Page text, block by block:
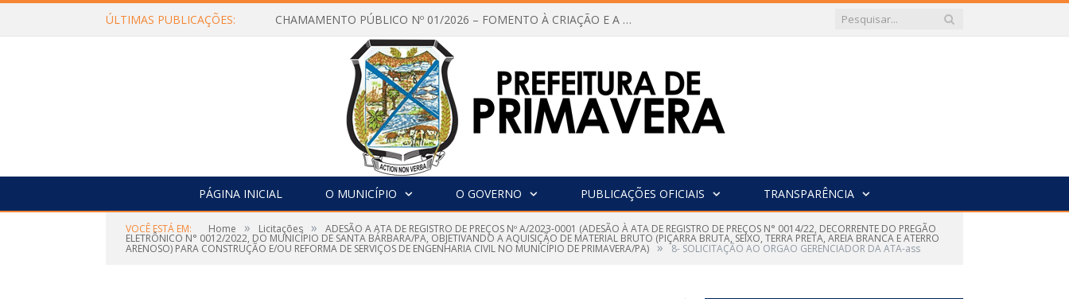
ÚLTIMAS PUBLICAÇÕES: CHAMAMENTO PÚBLICO Nº 01/2026 – FOMENTO À CRIAÇÃO E A CIRCULAÇÃO DE PRODUÇÕES CULTURAIS – Aldir Blanc
PÁGINA INICIAL O MUNICÍPIO O GOVERNO PUBLICAÇÕES OFICIAIS TRANSPARÊNCIA
VOCÊ ESTÁ EM: Home » Licitações » ADESÃO A ATA DE REGISTRO DE PREÇOS Nº A/2023-0001 (ADESÃO À ATA DE REGISTRO DE PREÇOS N° 0014/22, DECORRENTE DO PREGÃO
ELETRÔNICO N° 0012/2022, DO MUNICÍPIO DE SANTA BÁRBARA/PA, OBJETIVANDO A AQUISIÇÃO DE MATERIAL BRUTO (PIÇARRA BRUTA, SEIXO, TERRA PRETA, AREIA BRANCA E ATERRO
ARENOSO) PARA CONSTRUÇÃO E/OU REFORMA DE SERVIÇOS DE ENGENHARIA CIVIL NO MUNICÍPIO DE PRIMAVERA/PA) » 8- SOLICITAÇÃO AO ORGAO GERENCIADOR DA ATA-ass